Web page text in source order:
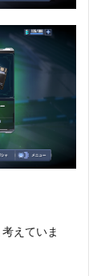
えていま